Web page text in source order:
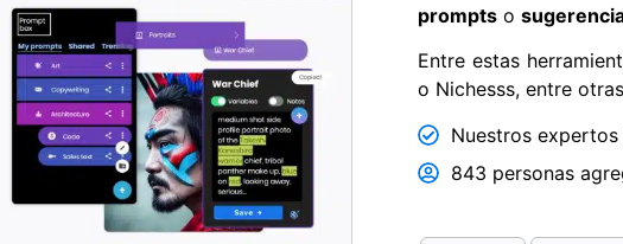
prompts o
Entre estas
o Nichesss, entre
Nuestros
843 personas